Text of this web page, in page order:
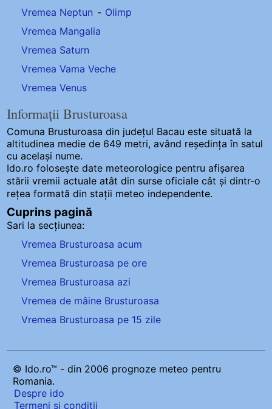
Vremea Neptun - Olimp
Vremea Mangalia
Vremea Saturn
Vremea Vama Veche
Vremea Venus
Informații Brusturoasa
Comuna Brusturoasa din județul Bacau este situată la
altitudinea medie de 649 metri, având reședința în satul
cu același nume.
Ido.ro folosește date meteorologice pentru afișarea
stării vremii actuale atât din surse oficiale cât și dintr-o
rețea formată din stații meteo independente.
Cuprins pagină
Sari la secțiunea:
Vremea Brusturoasa acum
Vremea Brusturoasa pe ore
Vremea Brusturoasa azi
Vremea de mâine Brusturoasa
Vremea Brusturoasa pe 15 zile
© Ido.ro™ - din 2006 prognoze meteo pentru
Romania.
Despre ido
Termeni și condiții